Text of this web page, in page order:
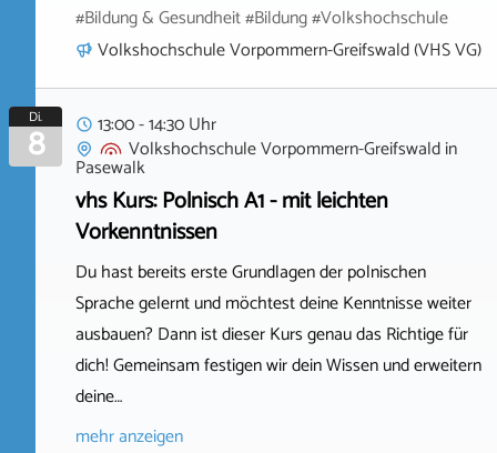
#Bildung & Gesundheit #Bildung #Volkshochschule
Volkshochschule Vorpommern-Greifswald (VHS VG)
Di.
8
13:00 - 14:30 Uhr
Volkshochschule Vorpommern-Greifswaldin
Pasewalk
vhs Kurs: Polnisch A1 - mit leichten
Vorkenntnissen
Du hast bereits erste Grundlagen der polnischen
Sprache gelernt und möchtest deine Kenntnisse weiter
ausbauen? Dann ist dieser Kurs genau das Richtige für
dich! Gemeinsam festigen wir dein Wissen und erweitern
deine…
mehr anzeigen